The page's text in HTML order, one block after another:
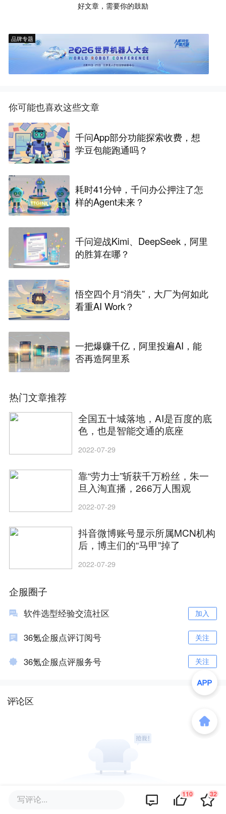
好文章，需要你的鼓励
品牌专题
你可能也喜欢这些文章
千问App部分功能探索收费，想
学豆包能跑通吗？
耗时41分钟，千问办公押注了怎
样的Agent未来？
千问迎战Kimi、DeepSeek，阿里
的胜算在哪？
悟空四个月“消失”，大厂为何如此
看重AI Work？
一把爆赚千亿，阿里投遍AI，能
否再造阿里系
热门文章推荐
全国五十城落地，AI是百度的底
色，也是智能交通的底座
2022-07-29
靠“劳力士”斩获千万粉丝，朱一
旦入淘直播，266万人围观
2022-07-29
抖音微博账号显示所属MCN机构
后，博主们的“马甲”掉了
2022-07-29
企服圈子
软件选型经验交流社区 加入
36氪企服点评订阅号 关注
36氪企服点评服务号 关注
评论区
写评论... 110 32